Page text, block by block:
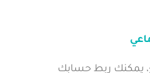
يمكنك ربط حسابك